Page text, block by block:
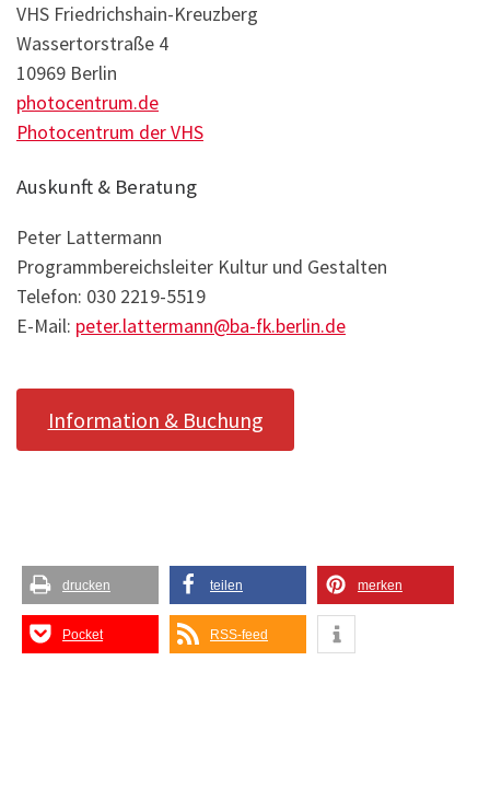
VHS Friedrichshain-Kreuzberg
Wassertorstraße 4
10969 Berlin
photocentrum.de
Photocentrum der VHS
Auskunft & Beratung
Peter Lattermann
Programmbereichsleiter Kultur und Gestalten
Telefon: 030 2219-5519
E-Mail: peter.lattermann@ba-fk.berlin.de
Information & Buchung
drucken teilen merken
Pocket RSS-feed